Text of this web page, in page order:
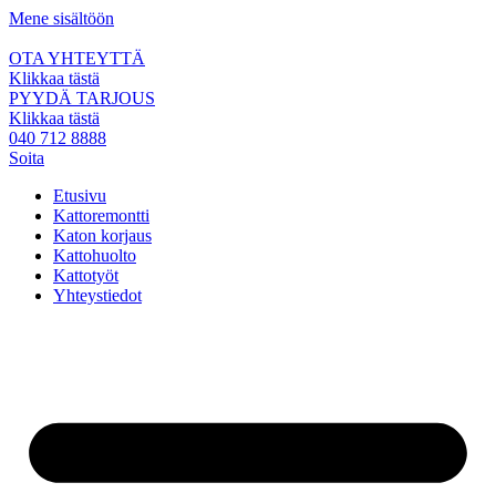
Mene sisältöön
OTA YHTEYTTÄ
Klikkaa tästä
PYYDÄ TARJOUS
Klikkaa tästä
040 712 8888
Soita
Etusivu
Kattoremontti
Katon korjaus
Kattohuolto
Kattotyöt
Yhteystiedot